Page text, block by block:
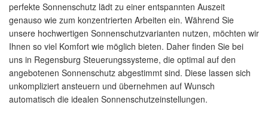
perfekte Sonnenschutz lädt zu einer entspannten Auszeit
genauso wie zum konzentrierten Arbeiten ein. Während Sie
unsere hochwertigen Sonnenschutzvarianten nutzen, möchten wir
Ihnen so viel Komfort wie möglich bieten. Daher finden Sie bei
uns in Regensburg Steuerungssysteme, die optimal auf den
angebotenen Sonnenschutz abgestimmt sind. Diese lassen sich
unkompliziert ansteuern und übernehmen auf Wunsch
automatisch die idealen Sonnenschutzeinstellungen.